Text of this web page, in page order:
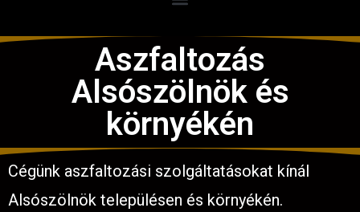
Aszfaltozás
Alsószölnök és
környékén
Cégünk aszfaltozási szolgáltatásokat kínál
Alsószölnök településen és környékén.